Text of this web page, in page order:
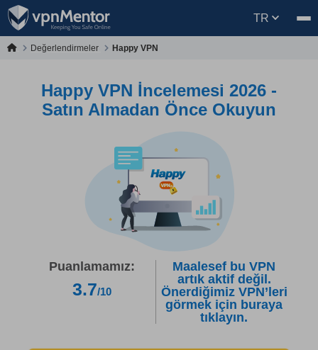
TR
Değerlendirmeler Happy VPN
Happy VPN İncelemesi 2026 -
Satın Almadan Önce Okuyun
Puanlamamız:
3.7/10
Maalesef bu VPN
artık aktif değil.
Önerdiğimiz VPN’leri
görmek için buraya
tıklayın.